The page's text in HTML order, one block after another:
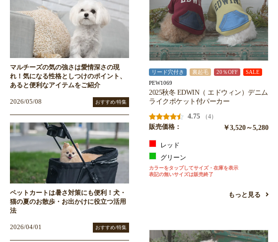
リード穴付き 裏起毛 20％OFF SALE
PEW1069
2025秋冬 EDWIN（ エドウィン）デニム
ライクポケット付パーカー
4.75
（4）
販売価格：
￥3,520～5,280
レッド
グリーン
カラーをタップしてサイズ・在庫を表示
表記の無いサイズは販売終了
もっと見る
マルチーズの気の強さは愛情深さの現
れ！気になる性格としつけのポイント、
あると便利なアイテムをご紹介
2026/05/08 おすすめ/特集
ペットカートは暑さ対策にも便利！犬・
猫の夏のお散歩・お出かけに役立つ活用
法
2026/04/01 おすすめ/特集